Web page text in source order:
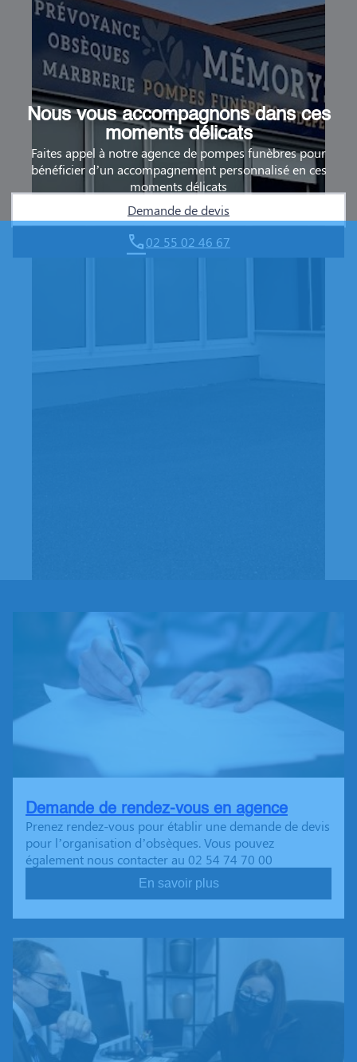
Nous vous accompagnons dans ces
moments délicats
Faites appel à notre agence de pompes funèbres pour
bénéficier d’un accompagnement personnalisé en ces
moments délicats
Demande de devis
02 55 02 46 67
Demande de rendez-vous en agence
Prenez rendez-vous pour établir une demande de devis
pour l’organisation d’obsèques. Vous pouvez
également nous contacter au 02 54 74 70 00
En savoir plus